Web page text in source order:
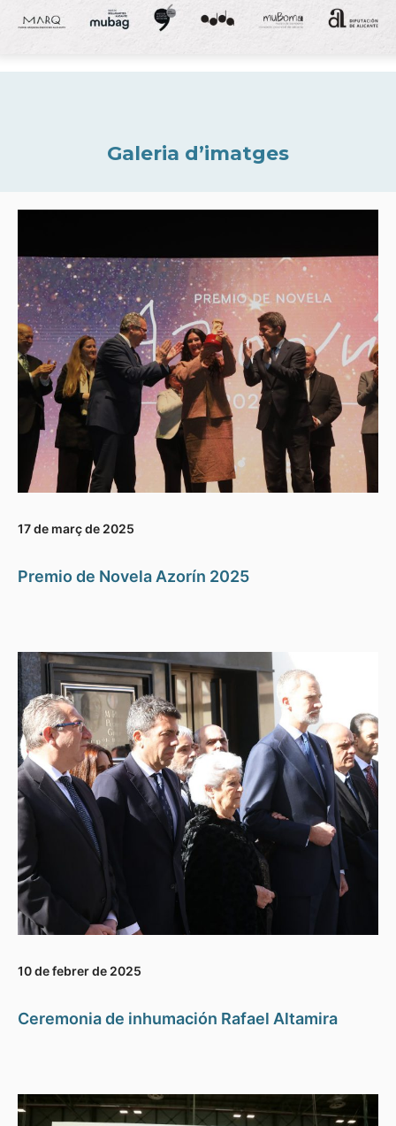
Galeria d’imatges
17 de març de 2025
Premio de Novela Azorín 2025
10 de febrer de 2025
Ceremonia de inhumación Rafael Altamira